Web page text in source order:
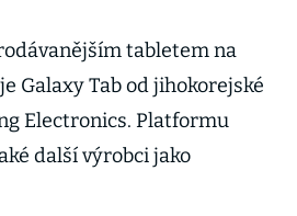
tabletem na
Galaxy Tab od jihokorejské
Electronics. Platformu
další výrobci jako